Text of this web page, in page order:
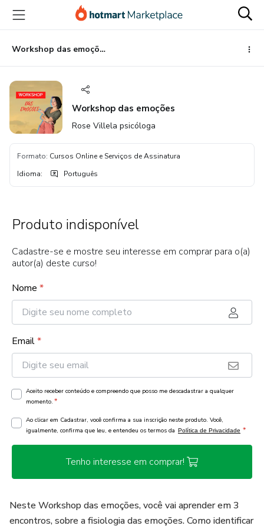
para
conteúdo
principal
para
pagamento
para
rodapé
Workshop das emoções
Workshop das emoções
Rose Villela psicóloga
Formato: Cursos Online e Serviços de Assinatura
Idioma: Português
Produto indisponível
Cadastre-se e mostre seu interesse em comprar para o(a)
autor(a) deste curso!
Nome *
Email*
Aceito receber conteúdo e compreendo que posso me descadastrar a qualquer
momento. *
Ao clicar em Cadastrar, você confirma a sua inscrição neste produto. Você,
igualmente, confirma que leu, e entendeu os termos da Política de Privacidade *
Tenho interesse em comprar!
Neste Workshop das emoções, você vai aprender em 3
encontros, sobre a fisiologia das emoções. Como identificar